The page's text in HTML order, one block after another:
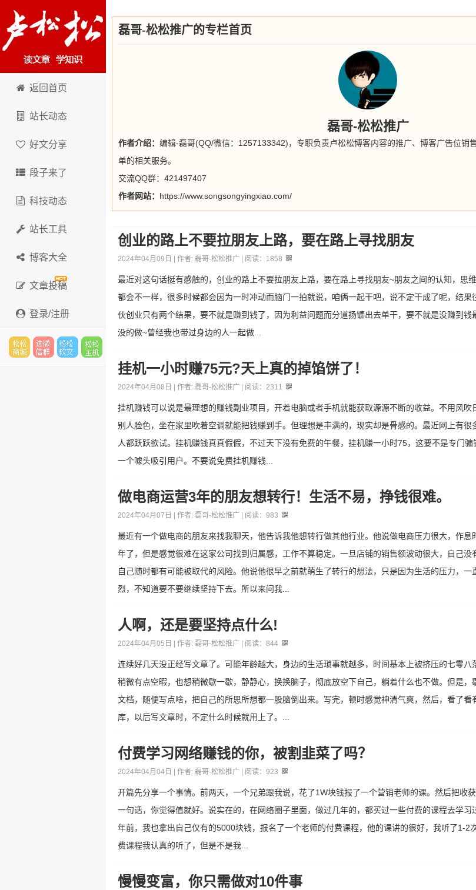
松松科技
返回首页
站长动态
好文分享
段子来了
科技动态
站长工具
博客大全
文章投稿
登录/注册
磊哥-松松推广的专栏首页
磊哥-松松推广
作者介绍： 编辑-磊哥(QQ/微信：1257133342)，专职负责卢松松博客内容的推广、博客广告位销
单的相关服务。
交流QQ群：421497407
作者网站： https://www.songsongyingxiao.com/
创业的路上不要拉朋友上路，要在路上寻找朋友
2024年04月09日 | 作者: 磊哥-松松推广 | 阅读： 1858
最近对这句话挺有感触的，创业的路上不要拉朋友上路，要在路上寻找朋友~朋友之间的认知，思
都会不一样，很多时候都会因为一时冲动而脑门一拍就说，咱俩一起干吧，说不定干成了呢，结
伙创业只有两个结果，要不就是赚到钱了，因为利益问题而分道扬镳出去单干，要不就是没赚到
没的做~曾经我也带过身边的人一起做...
挂机一小时赚75元?天上真的掉馅饼了！
2024年04月08日 | 作者: 磊哥-松松推广 | 阅读： 2311
挂机赚钱可以说是最理想的赚钱副业项目，开着电脑或者手机就能获取源源不断的收益。不用风
别人脸色，坐在家里吹着空调就能把钱赚到手。但理想是丰满的，现实却是骨感的。最近网上有
人都跃跃欲试。挂机赚钱真真假假，不过天下没有免费的午餐，挂机赚一小时75，这要不是专门
一个噱头吸引用户。不要说免费挂机赚钱...
做电商运营3年的朋友想转行！生活不易，挣钱很难。
2024年04月07日 | 作者: 磊哥-松松推广 | 阅读： 983
最近有一个做电商的朋友来找我聊天，他告诉我他想转行做其他行业。他说做电商压力很大，作
年了，但是感觉很难在这家公司找到归属感，工作不算稳定。一旦店铺的销售额波动很大，自己
自己随时都有可能被取代的风险。他说他很早之前就萌生了转行的想法，只是因为生活的压力，
烈，不知道要不要继续坚持下去。所以来问我...
人啊，还是要坚持点什么!
2024年04月05日 | 作者: 磊哥-松松推广 | 阅读： 844
连续好几天没正经写文章了。可能年龄越大，身边的生活琐事就越多，时间基本上被挤压的七零八
稍微有点空暇，也想稍微歇一歇，静静心，换换脑子，彻底放空下自己，躺着什么也不做。但是
文档，随便写点啥，把自己的所思所想都一股脑倒出来。写完，顿时感觉神清气爽，然后，看了
库，以后写文章时，不定什么时候就用上了。...
付费学习网络赚钱的你，被割韭菜了吗？
2024年04月04日 | 作者: 磊哥-松松推广 | 阅读： 923
开篇先分享一个事情。前两天，一个兄弟跟我说，花了1W块钱报了一个营销老师的课。然后把收
一句话，你觉得值就好。说实在的，在网络圈子里面，做过几年的，都买过一些付费的课程去学
年前，我也拿出自己仅有的5000块钱，报名了一个老师的付费课程，他的课讲的很好，我听了1-2
费课程我认真的听了，但是不是我...
慢慢变富，你只需做对10件事